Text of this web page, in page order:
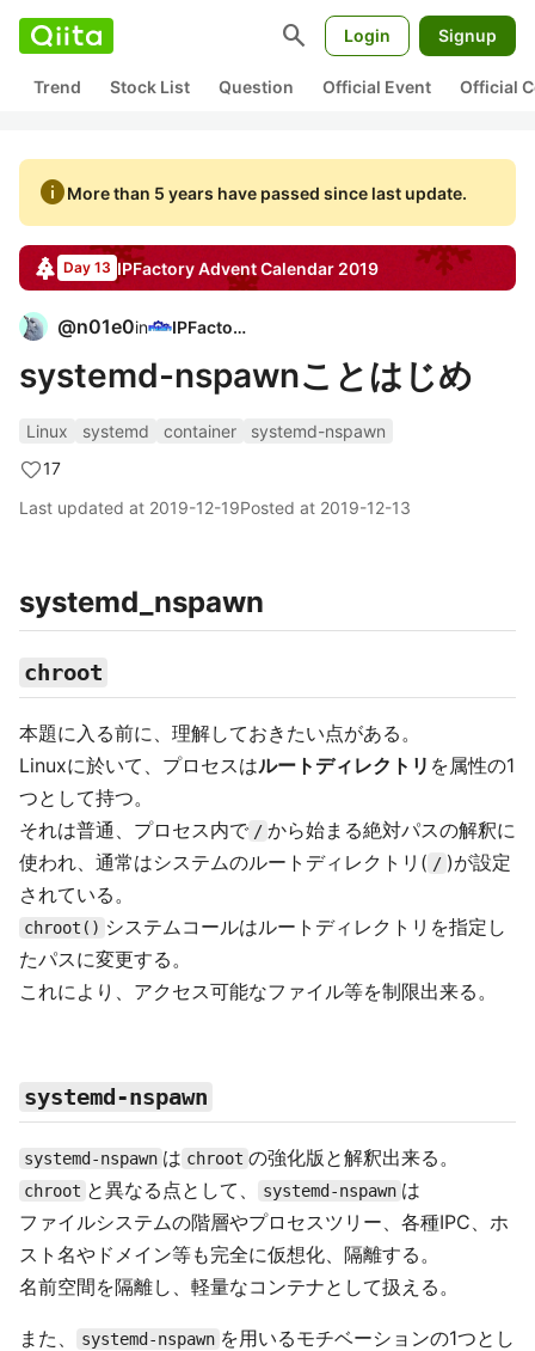
search Login Signup
Trend Stock List Question Official Event Official
infoMore than 5 years have passed since last update.
Day 13 IPFactoryAdvent Calendar 2019
@n01e0in IPFactory
systemd-nspawnことはじめ
Linux systemd container
systemd-nspawn
17
Last updated at 2019-12-19Posted at 2019-12-13
systemd_nspawn
chroot
本題に入る前に、理解しておきたい点がある。
Linuxに於いて、プロセスはルートディレクトリ を属性の1
つとして持つ。
それは普通、プロセス内で / から始まる絶対パスの解釈に
使われ、通常はシステムのルートディレクトリ( / )が設定
されている。
chroot() システムコールはルートディレクトリを指定し
たパスに変更する。
これにより、アクセス可能なファイル等を制限出来る。
systemd-nspawn
systemd-nspawn は chroot の強化版と解釈出来る。
chroot と異なる点として、 systemd-nspawn は
ファイルシステムの階層やプロセスツリー、各種IPC、ホ
スト名やドメイン等も完全に仮想化、隔離する。
名前空間を隔離し、軽量なコンテナとして扱える。
また、 systemd-nspawn を用いるモチベーションの1つとし